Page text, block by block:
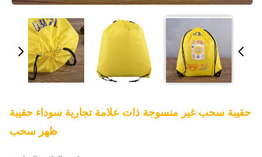
حقيبة سحب غير منسوجة ذات علامة تجارية سوداء حقيبة
ظهر سحب